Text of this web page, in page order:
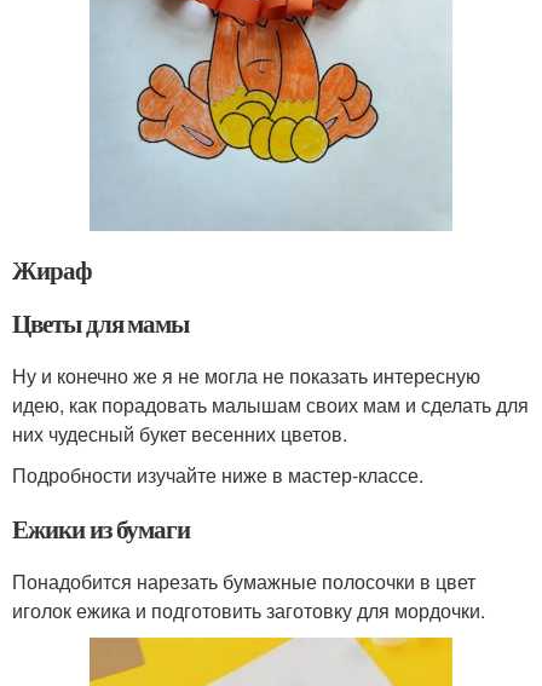
Жираф
Цветы для мамы
Ну и конечно же я не могла не показать интересную
идею, как порадовать малышам своих мам и сделать для
них чудесный букет весенних цветов.
Подробности изучайте ниже в мастер-классе.
Ежики из бумаги
Понадобится нарезать бумажные полосочки в цвет
иголок ежика и подготовить заготовку для мордочки.